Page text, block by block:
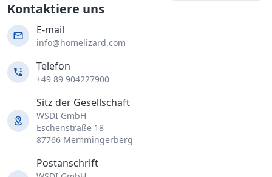
Kontaktiere uns
E-mail
info@homelizard.com
Telefon
+49 89 904227900
Sitz der Gesellschaft
WSDI GmbH
Eschenstraße 18
87766 Memmingerberg
Postanschrift